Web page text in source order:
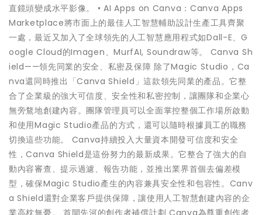
直鏡頭變成水平影像。 • AI Apps on Canva：Canva Apps
Marketplace將市面上的最佳人工智慧輔助設計生產工具齊聚
一處，最近又加入了全球領先的人工智慧應用程式如Dall-E、G
oogle Cloud的Imagen、MurfAI, Soundraw等。 Canva Sh
ield——領先同業的安全、私密及保障 除了Magic Studio，Ca
nva還同時推出「Canva Shield」這款領先同業的產品。它整
合了企業級的強大可信度、安全性和私密控制，讓團隊和企業心
無旁鶩地創建內容。團隊管理員可以全面掌控整個工作場所啟動
和使用Magic Studio產品的方式，還可以隨時根據員工的職務
切換這些功能。 Canva持續投入大量資本開發可信度和安全
性，Canva Shield是這份努力的最新成果。它整合了強大的自
動內容審查、提示過濾、報告功能，並推出業界首個去偏差模
型，確保Magic Studio產生的內容兼具安全性和包容性。Canv
a Shield還對企業客戶提供保障，讓使用人工智慧創建內容的企
業高枕無憂。 首開先河的創作者補償計劃 Canva為尊重創作者